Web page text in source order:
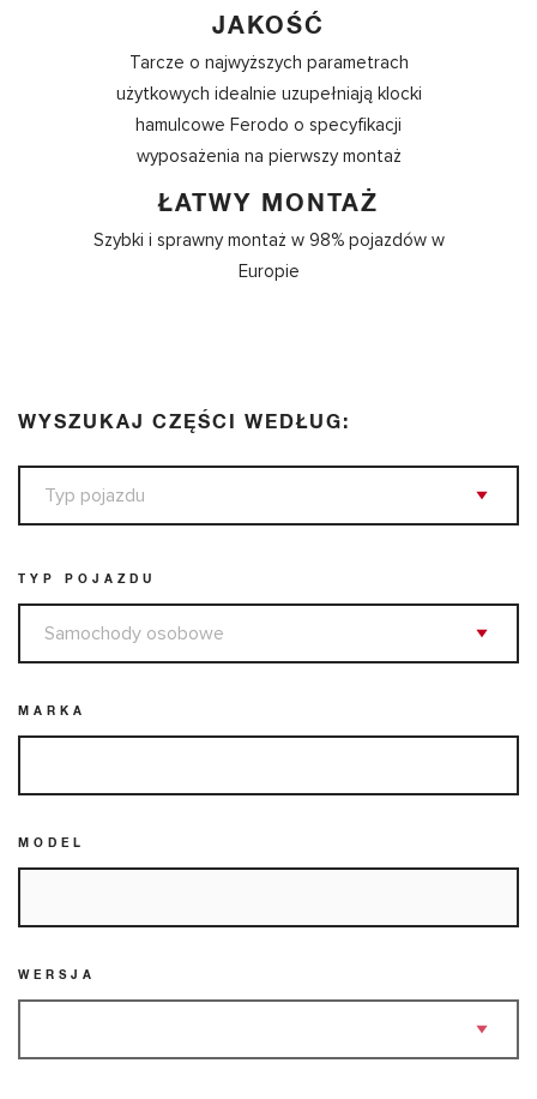
JAKOŚĆ
Tarcze o najwyższych parametrach
użytkowych idealnie uzupełniają klocki
hamulcowe Ferodo o specyfikacji
wyposażenia na pierwszy montaż
ŁATWY MONTAŻ
Szybki i sprawny montaż w 98% pojazdów w
Europie
WYSZUKAJ CZĘŚCI WEDŁUG:
TYP POJAZDU
MARKA
MODEL
WERSJA